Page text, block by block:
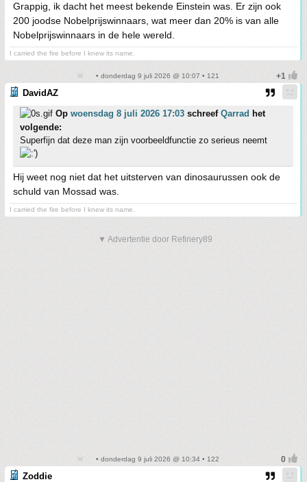
Grappig, ik dacht het meest bekende Einstein was. Er zijn ook
200 joodse Nobelprijswinnaars, wat meer dan 20% is van alle
Nobelprijswinnaars in de hele wereld.
I carried the fire before I knew its name.
• donderdag 9 juli 2026 @ 10:07 • 121
DavidAZ
Op woensdag 8 juli 2026 17:03 schreef Qarrad het
volgende:
Superfijn dat deze man zijn voorbeeldfunctie zo serieus neemt
Hij weet nog niet dat het uitsterven van dinosaurussen ook de
schuld van Mossad was.
I carried the fire before I knew its name.
▼ Advertentie door Refinery89
• donderdag 9 juli 2026 @ 10:34 • 122
Zoddie